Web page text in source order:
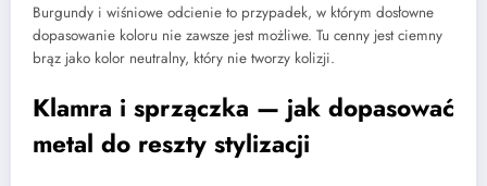
Burgundy i wiśniowe odcienie to przypadek, w którym dosłowne
dopasowanie koloru nie zawsze jest możliwe. Tu cenny jest ciemny
brąz jako kolor neutralny, który nie tworzy kolizji.
Klamra i sprzączka — jak dopasować
metal do reszty stylizacji